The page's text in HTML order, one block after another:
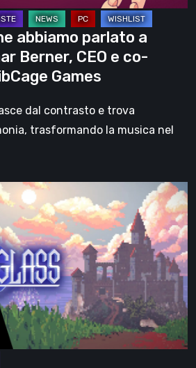
abbiamo parlato a
Berner, CEO e co-
Games
dal contrasto e trova
trasformando la musica nel